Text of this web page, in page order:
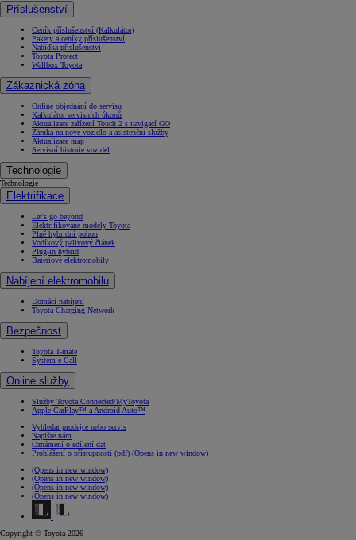
Příslušenství
Ceník příslušenství (Kalkulátor)
Pakety a ceníky příslušenství
Nabídka příslušenství
Toyota Protect
Wallbox Toyota
Zákaznická zóna
Online objednání do servisu
Kalkulátor servisních úkonů
Aktualizace zařízení Touch 2 s navigací GO
Záruka na nové vozidlo a asistenční služby
Aktualizace map
Servisní historie vozidel
Technologie
Technologie
Elektrifikace
Let's go beyond
Elektrifikované modely Toyota
Plně hybridní pohon
Vodíkový palivový článek
Plug-in hybrid
Bateriové elektromobily
Nabíjení elektromobilu
Domácí nabíjení
Toyota Charging Network
Bezpečnost
Toyota T-mate
Systém e-Call
Online služby
Služby Toyota Connected/MyToyota
Apple CarPlay™ a Android Auto™
Vyhledat prodejce nebo servis
Napište nám
Oznámení o sdílení dat
Prohlášení o přístupnosti (pdf) (Opens in new window)
(Opens in new window)
(Opens in new window)
(Opens in new window)
(Opens in new window)
Copyright © Toyota 2026